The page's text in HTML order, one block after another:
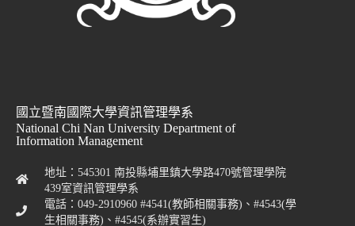
國立暨南國際大學資訊管理學系
National Chi Nan University Department of
Information Management
地址：545301 南投縣埔里鎮大學路470號管理學院
439室資訊管理學系
電話：049-2910960 #4541(教師相關事務)、#4543(學
生相關事務)、#4545(系辦實習生)